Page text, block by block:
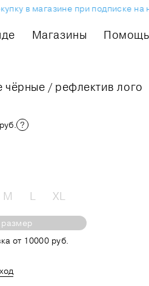
в магазине при подписке на
Магазины Помощь
/ рефлектив лого
M L XL
от 10000 руб.